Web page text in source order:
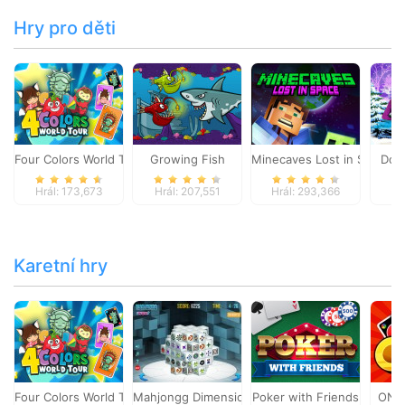
Hry pro děti
Four Colors World Tour
Hrál: 173,673
Growing Fish
Hrál: 207,551
Minecaves Lost in Space
Hrál: 293,366
Karetní hry
Four Colors World TourMahjongg DimensionsPoker with Friends